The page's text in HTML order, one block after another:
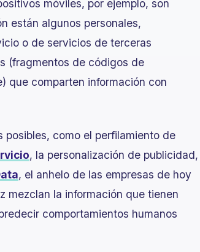
móviles, por ejemplo, son
están algunos personales,
o de servicios de terceras
(fragmentos de códigos de
que comparten información con
posibles, como el perfilamiento de
, la personalización de publicidad,
, el anhelo de las empresas de hoy
mezclan la información que tienen
comportamientos humanos